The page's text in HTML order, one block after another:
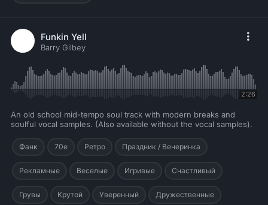
Funkin Yell
Barry Gilbey
2:26
An old school mid-tempo soul track with modern breaks and
soulful vocal samples. (Also available without the vocal samples).
Фанк 70е Ретро Праздник / Вечеринка
Рекламные Веселые Игривые Счастливый
Грувы Крутой Уверенный Дружественные